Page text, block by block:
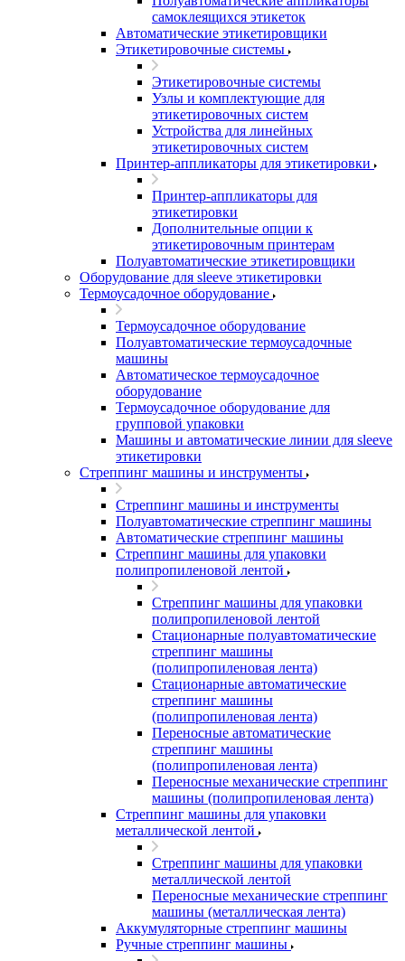
самоклеящихся этикеток
Автоматические этикетировщики
Этикетировочные системы
Этикетировочные системы
Узлы и комплектующие для
этикетировочных систем
Устройства для линейных
этикетировочных систем
Принтер-аппликаторы для этикетировки
Принтер-аппликаторы для
этикетировки
Дополнительные опции к
этикетировочным принтерам
Полуавтоматические этикетировщики
Оборудование для sleeve этикетировки
Термоусадочное оборудование
Термоусадочное оборудование
Полуавтоматические термоусадочные
машины
Автоматическое термоусадочное
оборудование
Термоусадочное оборудование для
групповой упаковки
Машины и автоматические линии для sleeve
этикетировки
Стреппинг машины и инструменты
Стреппинг машины и инструменты
Полуавтоматические стреппинг машины
Автоматические стреппинг машины
Стреппинг машины для упаковки
полипропиленовой лентой
Стреппинг машины для упаковки
полипропиленовой лентой
Стационарные полуавтоматические
стреппинг машины
(полипропиленовая лента)
Стационарные автоматические
стреппинг машины
(полипропиленовая лента)
Переносные автоматические
стреппинг машины
(полипропиленовая лента)
Переносные механические стреппинг
машины (полипропиленовая лента)
Стреппинг машины для упаковки
металлической лентой
Стреппинг машины для упаковки
металлической лентой
Переносные механические стреппинг
машины (металлическая лента)
Аккумуляторные стреппинг машины
Ручные стреппинг машины